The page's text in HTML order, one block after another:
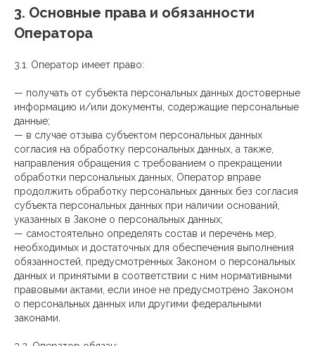
3. Основные права и обязанности
Оператора
3.1. Оператор имеет право:
— получать от субъекта персональных данных достоверные
информацию и/или документы, содержащие персональные
данные;
— в случае отзыва субъектом персональных данных
согласия на обработку персональных данных, а также,
направления обращения с требованием о прекращении
обработки персональных данных, Оператор вправе
продолжить обработку персональных данных без согласия
субъекта персональных данных при наличии оснований,
указанных в Законе о персональных данных;
— самостоятельно определять состав и перечень мер,
необходимых и достаточных для обеспечения выполнения
обязанностей, предусмотренных Законом о персональных
данных и принятыми в соответствии с ним нормативными
правовыми актами, если иное не предусмотрено Законом
о персональных данных или другими федеральными
законами.